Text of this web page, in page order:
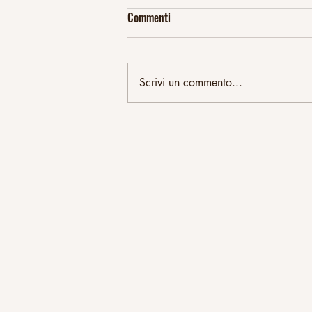
CANNABIS IN GRAVIDANZA
Commenti
Scrivi un commento...